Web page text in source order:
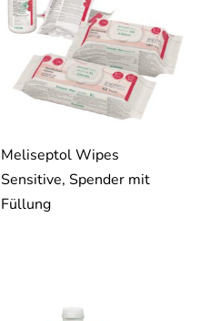
Meliseptol Wipes
Sensitive, Spender mit
Füllung